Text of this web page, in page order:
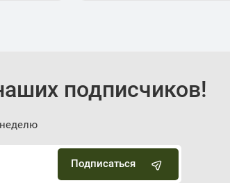
подписчиков!
Подписаться